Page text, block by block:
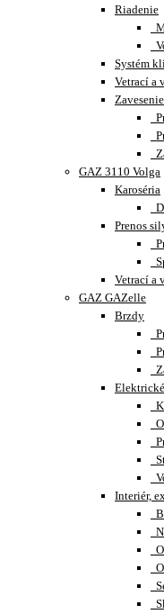
Riadenie
Systém
Vetrací a
Zavesenie
GAZ 3110 Volga
Karoséria
Prenos
Vetrací a
GAZ GAZelle
Brzdy
Interiér,